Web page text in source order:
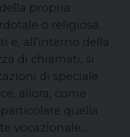
propria
o religiosa.
e, all’interno della
di chiamati, si
di speciale
allora, come
quella
vocazionale…